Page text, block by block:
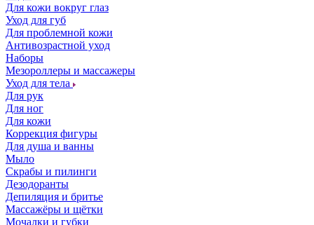
Для кожи вокруг глаз
Уход для губ
Для проблемной кожи
Антивозрастной уход
Наборы
Мезороллеры и массажеры
Уход для тела
Для рук
Для ног
Для кожи
Коррекция фигуры
Для душа и ванны
Мыло
Скрабы и пилинги
Дезодоранты
Депиляция и бритье
Массажёры и щётки
Мочалки и губки